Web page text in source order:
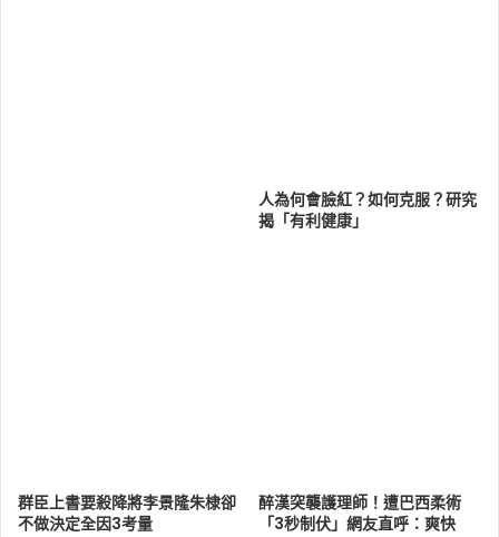
人為何會臉紅？如何克服？研究
揭「有利健康」
群臣上書要殺降將李景隆朱棣卻
不做決定全因3考量
醉漢突襲護理師！遭巴西柔術
「3秒制伏」網友直呼：爽快